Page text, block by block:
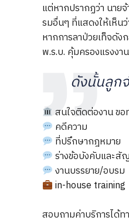
แต่หากปรากฏว่า นาย
รมอื่นๆ ที่แสดงให้เห็น
หากการลาป่วยเท็จดัง
พ.ร.บ. คุ้มครองแรงงา
ดังนั้นลูก
สนใจติดต่องาน ขอ
คดีความ
ที่ปรึกษากฎหมาย
ร่างข้อบังคับและ
งานบรรยาย/อบรม
in-house training
สอบถามค่าบริการได้